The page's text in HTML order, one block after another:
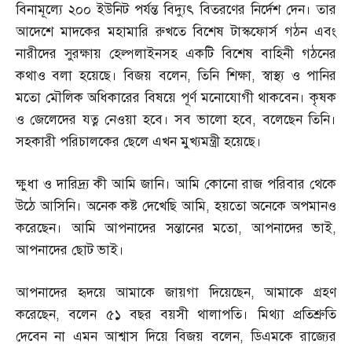
বিনামূল্যে ২০০ ইউনিট পর্যন্ত বিদ্যুৎ বিতরণের নির্দেশ দেন। তার
আদেশে মাদকের মহামারি রুখতে বিশেষ টাস্কফোর্স গঠন এবং
নারীদের সুরক্ষায় হেল্পলাইনসহ একটি বিশেষ বাহিনী গঠনের
কথাও বলা হয়েছে। বিজয় বলেন,তিনি শিক্ষা,স্বাস্থ্য ও পানির
মতো মৌলিক অধিকারের বিষয়ে পূর্ণ মনোযোগী থাকবেন। কৃষক
ও জেলেদের যত্ন নেওয়া হবে। সব ভালো হবে,বলেছেন তিনি।
সহকারী পরিচালকের ছেলে এখন মুখ্যমন্ত্রী হয়েছে।
ক্ষুধা ও দারিদ্র্য কী আমি জানি। আমি কোনো রাজ পরিবার থেকে
উঠে আসিনি। অনেক কষ্ট দেখেছি আমি,হয়তো অনেকে অপমানও
করেছেন। আমি আপনাদের সন্তানের মতো,আপনাদের ভাই,
আপনাদের ছোট ভাই।
আপনাদের হৃদয়ে আমাকে জায়গা দিয়েছেন,আমাকে গ্রহণ
করেছেন,বলেন ৫১ বছর বয়সী থালাপতি। মিথ্যা প্রতিশ্রুতি
দেবেন না এমন আশ্বাস দিয়ে বিজয় বলেন,ডিএমকে রাজ্যের